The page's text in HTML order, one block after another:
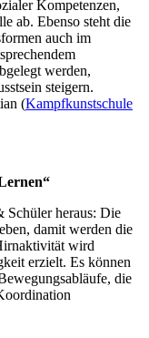
Kompetenzen,
ab. Ebenso steht die
auch im
werden,
steigern.
(Kampfkunstschule
Schüler heraus: Die
damit werden die
wird
erzielt. Es können
die